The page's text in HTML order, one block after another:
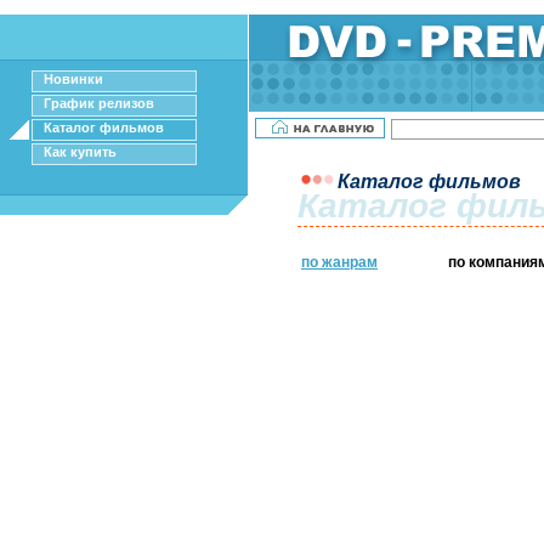
Новинки
График релизов
Каталог фильмов
Как купить
Каталог фильмов
Каталог
по жанрам по